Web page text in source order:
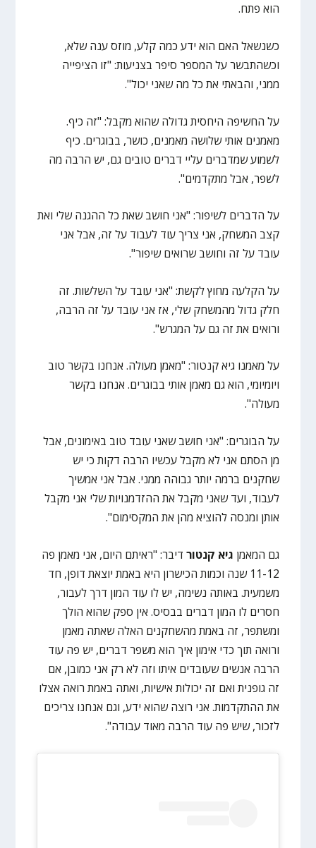
הוא פתח.
כשנשאל האם הוא ידע כמה קלע, מוזס ענה שלא,
וכשהתבשר על המספר סיפר בצניעות: "זו הציפייה
ממני, והבאתי את כל מה שאני יכול".
על החשיפה היחסית גדולה שהוא מקבל: "זה כיף.
מאמנים אותי שלושה מאמנים, כושר, בבוגרים. כיף
לשמוע שמדברים עליי דברים טובים גם, יש הרבה מה
לשפר, אבל מתקדמים".
על הדברים לשיפור: "אני חושב שאת כל ההגנה שלי ואת
קצב המשחק, אני צריך עוד לעבוד על זה, אבל אני
עובד על זה וחושב שרואים שיפור".
על הקלעה מחוץ לקשת: "אני עובד על השלשות. זה
חלק גדול מהמשחק שלי, אז אני עובד על זה הרבה,
ורואים את זה גם על המגרש".
על מאמנו גיא קנטור: "מאמן מעולה. אנחנו בקשר טוב
ויומיומי, הוא גם מאמן אותי בבוגרים. אנחנו בקשר
מעולה".
על הבוגרים: "אני חושב שאני עובד טוב באימונים, אבל
מן הסתם אני לא מקבל עכשיו הרבה דקות כי יש
שחקנים ברמה יותר גבוהה ממני. אבל אני אמשיך
לעבוד, ועד שאני מקבל את ההזדמנויות שלי אני מקבל
אותן ומנסה להוציא מהן את המקסימום".
גם המאמן גיא קנטור דיבר: "ראיתם היום, אני מאמן פה
11-12 שנה וכמות הכישרון היא באמת יוצאת דופן, חד
משמעית. באותה נשימה, יש לו עוד המון דרך לעבור,
חסרים לו המון דברים בבסיס. אין ספק שהוא הולך
ומשתפר, זה באמת מהשחקנים האלה שאתה מאמן
ורואה תוך כדי אימון איך הוא משפר דברים, יש פה עוד
הרבה אנשים שעובדים איתו וזה לא רק אני כמובן, אם
זה גופנית ואם זה יכולות אישיות, ואתה באמת רואה אצלו
את ההתקדמות. אני רוצה שהוא ידע, וגם אנחנו צריכים
לזכור, שיש פה עוד הרבה מאוד עבודה".